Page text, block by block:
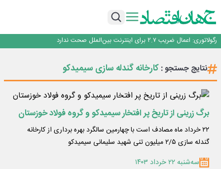
یک اشتباه کلاد، تمام اطلاعات کاربر را به باد داد
رگولاتوری: اعمال ضریب ۲.۷ برای اینترنت بین‌الملل صحت ندارد
با تقاضای برق ناپایدار هوش مصنوعی خودزنی می‌کند
یک اشتباه کلاد، تمام اطلاعات کاربر را به باد داد
نتایج جستجو :کارخانه گندله‌ سازی سیمیدکو
برگ زرینی از تاریخ پر افتخار سیمیدکو و گروه فولاد خوزستان
۲۲ خرداد ماه مصادف است با چهارمین سالگرد بهره برداری از کارخانه
گندله سازی ۲/۵ میلیون تنی شهید سلیمانی سیمیدکو
سه‌شنبه ۲۲ خرداد ۱۴۰۳